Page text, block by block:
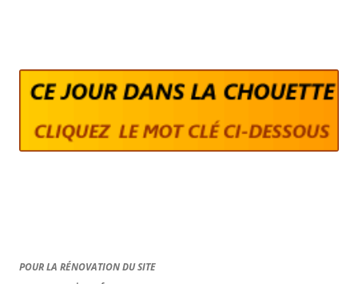
POUR LA RÉNOVATION DU SITE